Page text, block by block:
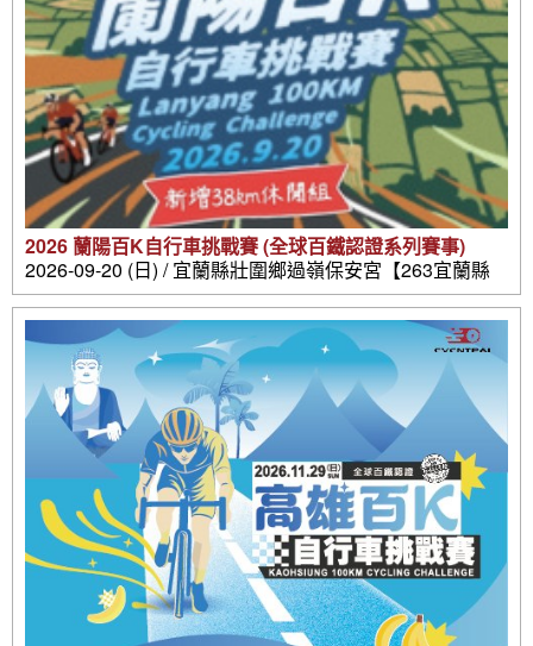
2026 蘭陽百K自行車挑戰賽 (全球百鐵認證系列賽事)
2026-09-20 (日) / 宜蘭縣壯圍鄉過嶺保安宮【263宜蘭縣
壯圍鄉壯濱路三段302號】